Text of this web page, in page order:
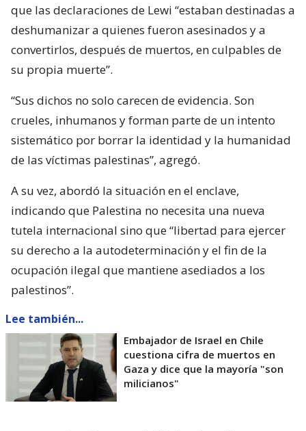
que las declaraciones de Lewi “estaban destinadas a
deshumanizar a quienes fueron asesinados y a
convertirlos, después de muertos, en culpables de
su propia muerte”.
“Sus dichos no solo carecen de evidencia. Son
crueles, inhumanos y forman parte de un intento
sistemático por borrar la identidad y la humanidad
de las víctimas palestinas”, agregó.
A su vez, abordó la situación en el enclave,
indicando que Palestina no necesita una nueva
tutela internacional sino que “libertad para ejercer
su derecho a la autodeterminación y el fin de la
ocupación ilegal que mantiene asediados a los
palestinos”.
Lee también...
Embajador de Israel en Chile
cuestiona cifra de muertos en
Gaza y dice que la mayoría "son
milicianos"